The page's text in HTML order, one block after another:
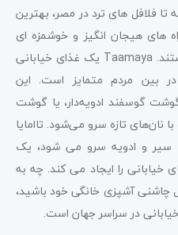
فلافل های ترد در مصر، بهترین
های هیجان انگیز و خوشمزه ای
برای کشف فرهنگ های مختلف هستند. Taamaya یک غذای خیابانی
بین مردم متمایز است. این
گوسفند ادویه‌دار، یا گوشت
تازه سرو می‌شود. تاامایا
سیر و ادویه سرو می شود، یک
خیابانی را ایجاد می کند. چه به
چاشنی آشپزی خانگی خود باشید،
در سراسر جهان است.